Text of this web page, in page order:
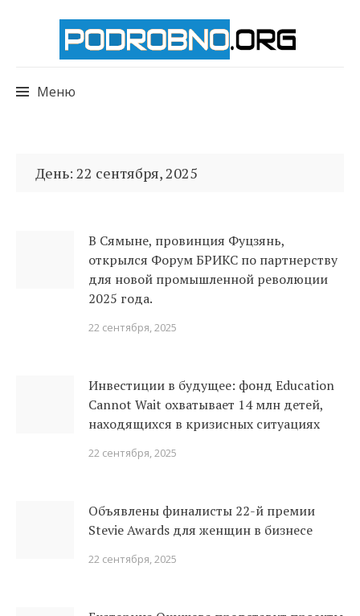
Меню
к
День: 22 сентября, 2025
В Сямыне, провинция Фуцзянь,
открылся Форум БРИКС по партнерству
для новой промышленной революции
2025 года.
22 сентября, 2025
Инвестиции в будущее: фонд Education
Cannot Wait охватывает 14 млн детей,
находящихся в кризисных ситуациях
22 сентября, 2025
Объявлены финалисты 22-й премии
Stevie Awards для женщин в бизнесе
22 сентября, 2025